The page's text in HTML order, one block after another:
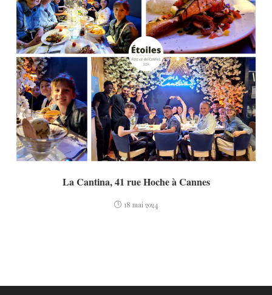
La Cantina, 41 rue Hoche à Cannes
18 mai 2024